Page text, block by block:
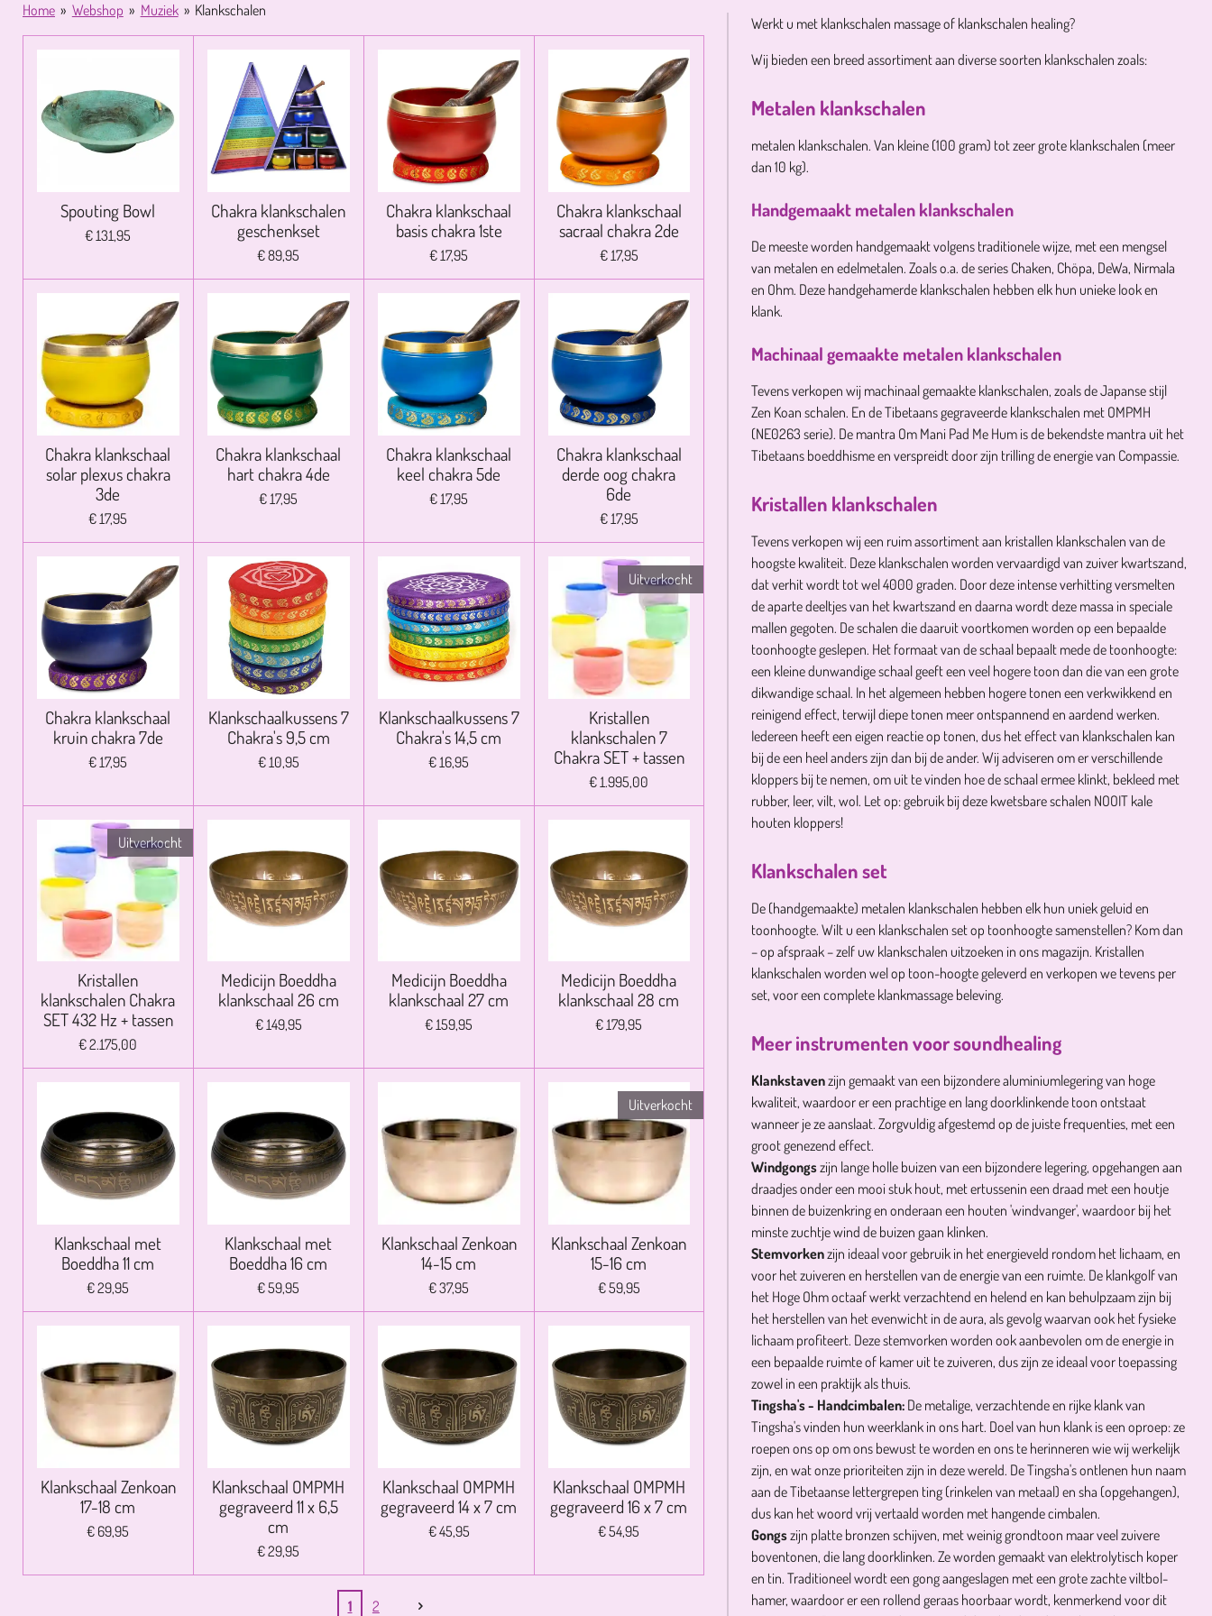
Home » Webshop » Muziek » Klankschalen
Spouting Bowl
€ 131,95
Chakra klankschalen
geschenkset
€ 89,95
Chakra klankschaal
basis chakra 1ste
€ 17,95
Chakra klankschaal
sacraal chakra 2de
€ 17,95
Chakra klankschaal
solar plexus chakra
3de
€ 17,95
Chakra klankschaal
hart chakra 4de
€ 17,95
Chakra klankschaal
keel chakra 5de
€ 17,95
Chakra klankschaal
derde oog chakra
6de
€ 17,95
Chakra klankschaal
kruin chakra 7de
€ 17,95
Klankschaalkussens 7
Chakra's 9,5 cm
€ 10,95
Klankschaalkussens 7
Chakra's 14,5 cm
€ 16,95
Uitverkocht
Kristallen
klankschalen 7
Chakra SET + tassen
€ 1.995,00
Uitverkocht
Kristallen
klankschalen Chakra
SET 432 Hz + tassen
€ 2.175,00
Medicijn Boeddha
klankschaal 26 cm
€ 149,95
Medicijn Boeddha
klankschaal 27 cm
€ 159,95
Medicijn Boeddha
klankschaal 28 cm
€ 179,95
Klankschaal met
Boeddha 11 cm
€ 29,95
Klankschaal met
Boeddha 16 cm
€ 59,95
Klankschaal Zenkoan
14-15 cm
€ 37,95
Uitverkocht
Klankschaal Zenkoan
15-16 cm
€ 59,95
Klankschaal Zenkoan
17-18 cm
€ 69,95
Klankschaal OMPMH
gegraveerd 11 x 6,5
cm
€ 29,95
Klankschaal OMPMH
gegraveerd 14 x 7 cm
€ 45,95
Klankschaal OMPMH
gegraveerd 16 x 7 cm
€ 54,95
1 2
Werkt u met klankschalen massage of klankschalen healing?
Wij bieden een breed assortiment aan diverse soorten klankschalen zoals:
Metalen klankschalen
metalen klankschalen. Van kleine (100 gram) tot zeer grote klankschalen (meer
dan 10 kg).
Handgemaakt metalen klankschalen
De meeste worden handgemaakt volgens traditionele wijze, met een mengsel
van metalen en edelmetalen. Zoals o.a. de series Chaken, Chöpa, DeWa, Nirmala
en Ohm. Deze handgehamerde klankschalen hebben elk hun unieke look en
klank.
Machinaal gemaakte metalen klankschalen
Tevens verkopen wij machinaal gemaakte klankschalen, zoals de Japanse stijl
Zen Koan schalen. En de Tibetaans gegraveerde klankschalen met OMPMH
(NE0263 serie). De mantra Om Mani Pad Me Hum is de bekendste mantra uit het
Tibetaans boeddhisme en verspreidt door zijn trilling de energie van Compassie.
Kristallen klankschalen
Tevens verkopen wij een ruim assortiment aan kristallen klankschalen van de
hoogste kwaliteit. Deze klankschalen worden vervaardigd van zuiver kwartszand,
dat verhit wordt tot wel 4000 graden. Door deze intense verhitting versmelten
de aparte deeltjes van het kwartszand en daarna wordt deze massa in speciale
mallen gegoten. De schalen die daaruit voortkomen worden op een bepaalde
toonhoogte geslepen. Het formaat van de schaal bepaalt mede de toonhoogte:
een kleine dunwandige schaal geeft een veel hogere toon dan die van een grote
dikwandige schaal. In het algemeen hebben hogere tonen een verkwikkend en
reinigend effect, terwijl diepe tonen meer ontspannend en aardend werken.
Iedereen heeft een eigen reactie op tonen, dus het effect van klankschalen kan
bij de een heel anders zijn dan bij de ander. Wij adviseren om er verschillende
kloppers bij te nemen, om uit te vinden hoe de schaal ermee klinkt, bekleed met
rubber, leer, vilt, wol. Let op: gebruik bij deze kwetsbare schalen NOOIT kale
houten kloppers!
Klankschalen set
De (handgemaakte) metalen klankschalen hebben elk hun uniek geluid en
toonhoogte. Wilt u een klankschalen set op toonhoogte samenstellen? Kom dan
– op afspraak – zelf uw klankschalen uitzoeken in ons magazijn. Kristallen
klankschalen worden wel op toon-hoogte geleverd en verkopen we tevens per
set, voor een complete klankmassage beleving.
Meer instrumenten voor soundhealing
Klankstavenzijn gemaakt van een bijzondere aluminiumlegering van hoge
kwaliteit, waardoor er een prachtige en lang doorklinkende toon ontstaat
wanneer je ze aanslaat. Zorgvuldig afgestemd op de juiste frequenties, met een
groot genezend effect.
Windgongszijn lange holle buizen van een bijzondere legering, opgehangen aan
draadjes onder een mooi stuk hout, met ertussenin een draad met een houtje
binnen de buizenkring en onderaan een houten 'windvanger', waardoor bij het
minste zuchtje wind de buizen gaan klinken.
Stemvorkenzijn ideaal voor gebruik in het energieveld rondom het lichaam, en
voor het zuiveren en herstellen van de energie van een ruimte. De klankgolf van
het Hoge Ohm octaaf werkt verzachtend en helend en kan behulpzaam zijn bij
het herstellen van het evenwicht in de aura, als gevolg waarvan ook het fysieke
lichaam profiteert. Deze stemvorken worden ook aanbevolen om de energie in
een bepaalde ruimte of kamer uit te zuiveren, dus zijn ze ideaal voor toepassing
zowel in een praktijk als thuis.
Tingsha's - Handcimbalen: De metalige, verzachtende en rijke klank van
Tingsha's vinden hun weerklank in ons hart. Doel van hun klank is een oproep: ze
roepen ons op om ons bewust te worden en ons te herinneren wie wij werkelijk
zijn, en wat onze prioriteiten zijn in deze wereld. De Tingsha's ontlenen hun naam
aan de Tibetaanse lettergrepen ting (rinkelen van metaal) en sha (opgehangen),
dus kan het woord vrij vertaald worden met hangende cimbalen.
Gongszijn platte bronzen schijven, met weinig grondtoon maar veel zuivere
boventonen, die lang doorklinken. Ze worden gemaakt van elektrolytisch koper
en tin. Traditioneel wordt een gong aangeslagen met een grote zachte viltbol-
hamer, waardoor er een rollend geraas hoorbaar wordt, kenmerkend voor dit